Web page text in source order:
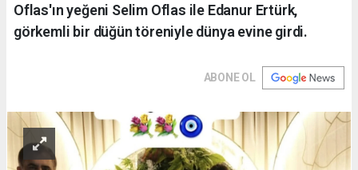
Oflas'ın yeğeni Selim Oflas ile Edanur Ertürk,
görkemli bir düğün töreniyle dünya evine girdi.
ABONE OL